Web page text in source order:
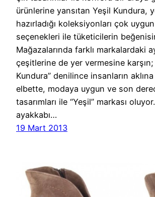
ürünlerine yansıtan Yeşil Kundura,
hazırladığı koleksiyonları çok
seçenekleri ile tüketicilerin
Mağazalarında farklı markalardaki
çeşitlerine de yer vermesine karşın;
Kundura” denilince insanların
elbette, modaya uygun ve son
tasarımları ile “Yeşil” markası
ayakkabı…
19 Mart 2013